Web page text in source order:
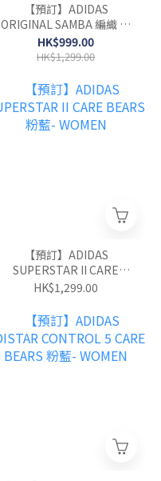
【預訂】ADIDAS
ORIGINAL SAMBA 編織 奶
油棕-WOMEN
HK$999.00
HK$1,299.00
【預訂】ADIDAS
SUPERSTAR II CARE
BEARS 粉藍- WOMEN
HK$1,299.00